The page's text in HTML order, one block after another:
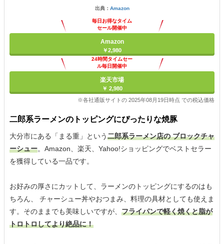
出典： Amazon
毎日お得なタイム
セール開催中
Amazon
￥2,980
24時間タイムセー
ル毎日開催中
楽天市場
￥ 2,980
※各社通販サイトの 2025年08月19日時点 での税込価格
二郎系ラーメンのトッピングにぴったりな焼豚
大分市にある「まる重」という二郎系ラーメン店の ブロックチャ
ーシュー。Amazon、楽天、Yahoo!ショッピングでベストセラー
を獲得している一品です。
お好みの厚さにカットして、ラーメンのトッピングにするのはも
ちろん、 チャーシュー丼やおつまみ、料理の具材としても使えま
す。そのままでも美味しいですが、 フライパンで軽く焼くと脂が
トロトロしてより絶品に！